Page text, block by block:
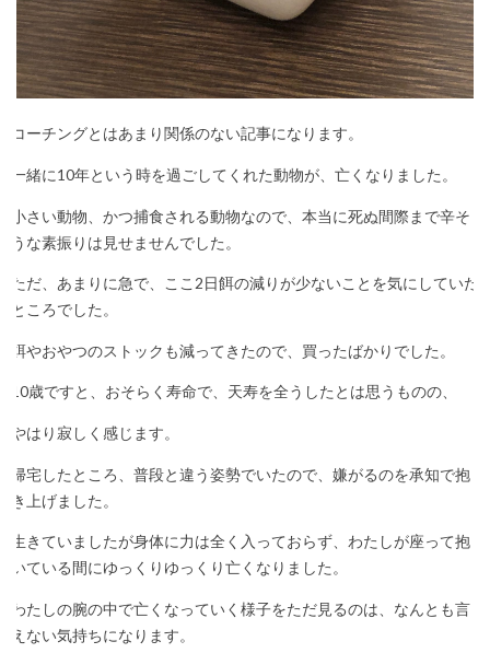
コーチングとはあまり関係のない記事になります。
一緒に10年という時を過ごしてくれた動物が、亡くなりました。
小さい動物、かつ捕食される動物なので、本当に死ぬ間際まで辛そ
うな素振りは見せませんでした。
ただ、あまりに急で、ここ2日餌の減りが少ないことを気にしていた
ところでした。
餌やおやつのストックも減ってきたので、買ったばかりでした。
10歳ですと、おそらく寿命で、天寿を全うしたとは思うものの、
やはり寂しく感じます。
帰宅したところ、普段と違う姿勢でいたので、嫌がるのを承知で抱
き上げました。
生きていましたが身体に力は全く入っておらず、わたしが座って抱
いている間にゆっくりゆっくり亡くなりました。
わたしの腕の中で亡くなっていく様子をただ見るのは、なんとも言
えない気持ちになります。